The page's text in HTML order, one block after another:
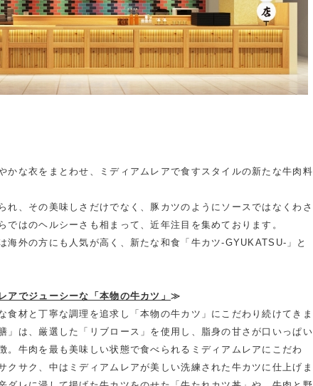
かな衣をまとわせ、ミディアムレアで食すスタイルの新たな牛肉料
れ、その美味しさだけでなく、豚カツのようにソースではなくわさ
ではのヘルシーさも相まって、近年注目を集めております。
海外の方にも人気が高く、新たな和食「牛カツ-GYUKATSU-」と
アでジューシーな「本物の牛カツ」 ≫
食材と丁寧な調理を追求し「本物の牛カツ」にこだわり続けてきま
」は、厳選した「リブロース」を使用し、脂身の甘さが口いっぱい
。牛肉を最も美味しい状態で食べられるミディアムレアにこだわ
クサク、中はミディアムレアが美しい洗練された牛カツに仕上げま